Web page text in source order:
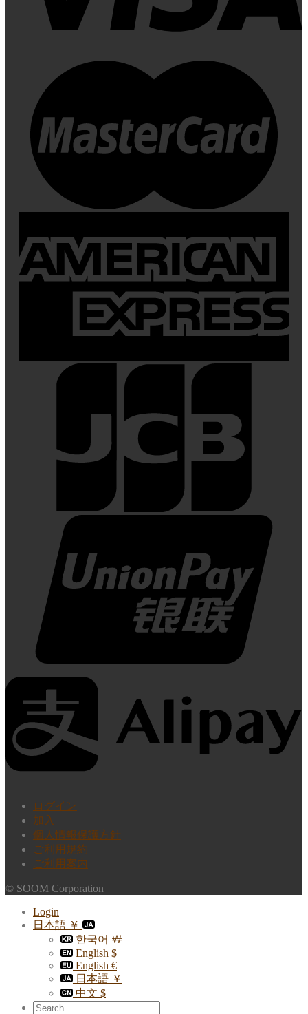
ログイン
加入
個人情報保護方針
ご利用規約
ご利用案内
© SOOM Corporation
Login
日本語 ￥
한국어 ￦
English $
English €
日本語 ￥
中文 $
Search